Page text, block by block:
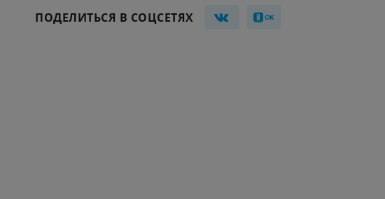
ПОДЕЛИТЬСЯ В СОЦСЕТЯХ